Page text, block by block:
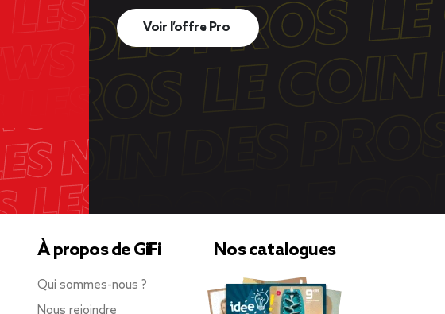
Voir l’offre Pro
À propos de GiFi
Qui sommes-nous ?
Nous rejoindre
Nos catalogues